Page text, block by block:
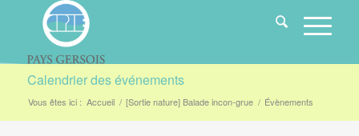
Calendrier des événements
Vous êtes ici : Accueil / [Sortie nature] Balade incon-grue / Évènements